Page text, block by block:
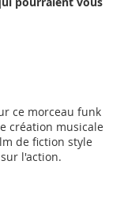
ce morceau funk
création musicale
de fiction style
l'action.